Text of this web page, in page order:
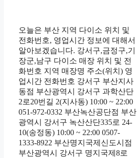
오늘은 부산 지역 다이소 위치 및
전화번호, 영업시간 정보에 대해서
알아보겠습니다. 강서구,금정구,기
장군,남구 다이소 매장 위치 및 전
화번호 지역 매장명 주소(위치) 영
업시간 전화번호 강서구 부산지사
동점 부산광역시 강서구 과학산단
2로20번길 2(지사동) 10:00 ~ 22:00
051-972-0332 부산녹산공단점 부산
광역시 강서구 녹산산단335로 24-
10(송정동) 10:00 ~ 22:00 0507-
1333-8922 부산명지국제신도시점
부산광역시 강서구 명지국제8로